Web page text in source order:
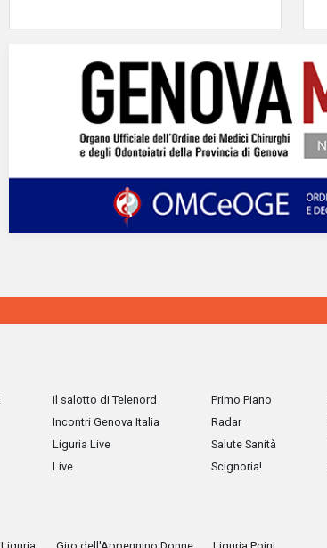
Il salotto di Telenord
Incontri Genova Italia
Liguria Live
Live
Primo Piano
Radar
Salute Sanità
Scignoria!